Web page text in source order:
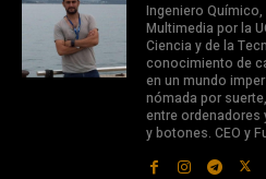
Ingeniero
Multimedia por la
Ciencia y de la
conocimiento de
en un mundo
nómada por
entre
y botones. CEO y